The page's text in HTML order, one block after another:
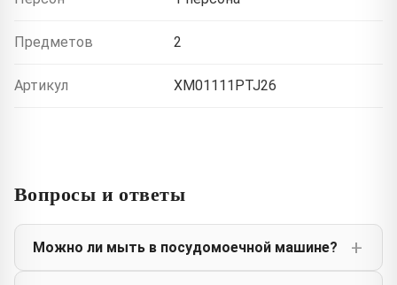
Предметов 2
Артикул XM01111PTJ26
Вопросы и ответы
Можно ли мыть в посудомоечной машине?